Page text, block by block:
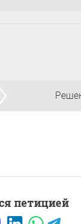
петицией